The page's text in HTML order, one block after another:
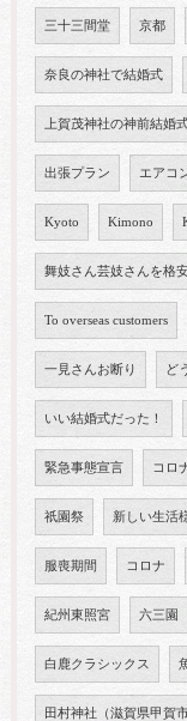
三十三間堂 京都
奈良の神社で結婚式
上賀茂神社の神前結婚
出張プラン エアコ
Kyoto Kimono
舞妓さん芸妓さんを格
To overseas customers
一見さんお断り ど
いい結婚式だった！
緊急事態宣言 コロ
祇園祭 新しい生活
服喪期間 コロナ
紀州東照宮 六三園
白鹿クラシックス
田村神社（滋賀県甲賀市